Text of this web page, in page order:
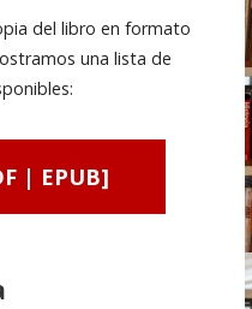
del libro en formato
una lista de
| EPUB]